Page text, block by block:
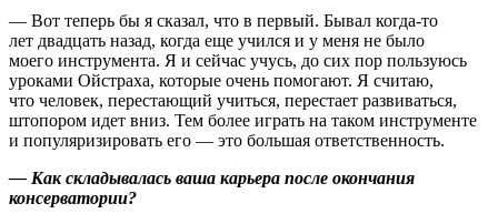
— Вот теперь бы я сказал, что в первый. Бывал когда-то
лет двадцать назад, когда еще учился и у меня не было
моего инструмента. Я и сейчас учусь, до сих пор пользуюсь
уроками Ойстраха, которые очень помогают. Я считаю,
что человек, перестающий учиться, перестает развиваться,
штопором идет вниз. Тем более играть на таком инструменте
и популяризировать его — это большая ответственность.
— Как складывалась ваша карьера после окончания
консерватории?